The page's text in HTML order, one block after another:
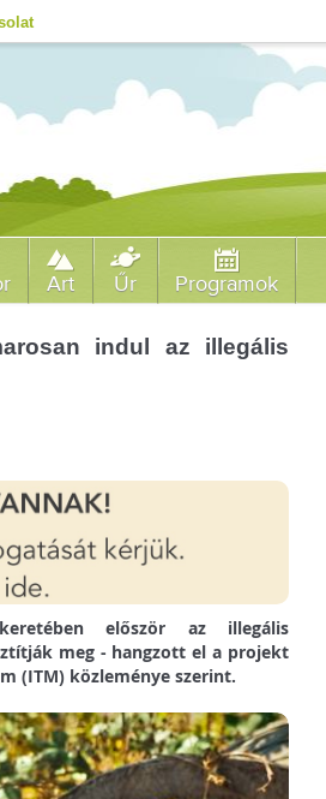
Art Űr Programok
indul az illegális
először az illegális
meg - hangzott el a projekt
(ITM) közleménye szerint.